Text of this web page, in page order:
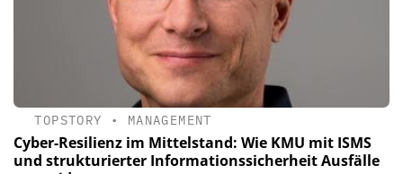
TOPSTORY • MANAGEMENT
Cyber-Resilienz im Mittelstand: Wie KMU mit ISMS
und strukturierter Informationssicherheit Ausfälle